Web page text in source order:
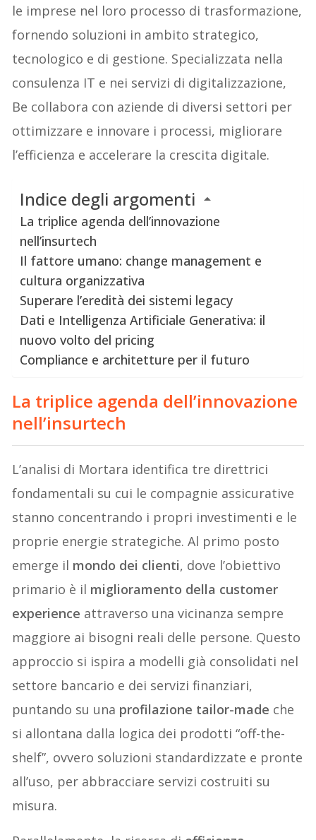
le imprese nel loro processo di trasformazione,
fornendo soluzioni in ambito strategico,
tecnologico e di gestione. Specializzata nella
consulenza IT e nei servizi di digitalizzazione,
Be collabora con aziende di diversi settori per
ottimizzare e innovare i processi, migliorare
l’efficienza e accelerare la crescita digitale.
Indice degli argomenti
La triplice agenda dell’innovazione
nell’insurtech
Il fattore umano: change management e
cultura organizzativa
Superare l’eredità dei sistemi legacy
Dati e Intelligenza Artificiale Generativa: il
nuovo volto del pricing
Compliance e architetture per il futuro
La triplice agenda dell’innovazione
nell’insurtech
L’analisi di Mortara identifica tre direttrici
fondamentali su cui le compagnie assicurative
stanno concentrando i propri investimenti e le
proprie energie strategiche. Al primo posto
emerge il mondo dei clienti, dove l’obiettivo
primario è il miglioramento della customer
experience attraverso una vicinanza sempre
maggiore ai bisogni reali delle persone. Questo
approccio si ispira a modelli già consolidati nel
settore bancario e dei servizi finanziari,
puntando su una profilazione tailor-made che
si allontana dalla logica dei prodotti “off-the-
shelf”, ovvero soluzioni standardizzate e pronte
all’uso, per abbracciare servizi costruiti su
misura.